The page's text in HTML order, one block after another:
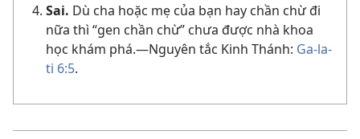
Sai. Dù cha hoặc mẹ của bạn hay chần chừ đi
nữa thì “gen chần chừ” chưa được nhà khoa
học khám phá.​—Nguyên tắc Kinh Thánh: Ga-la-
ti 6:5.